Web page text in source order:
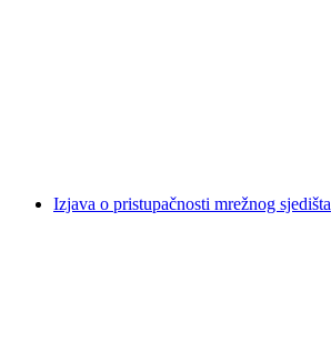
Izjava o pristupačnosti mrežnog sjedišta